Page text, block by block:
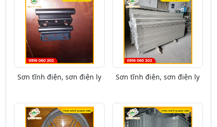
Sơn tĩnh điện, sơn điện ly Sơn tĩnh điện, sơn điện ly